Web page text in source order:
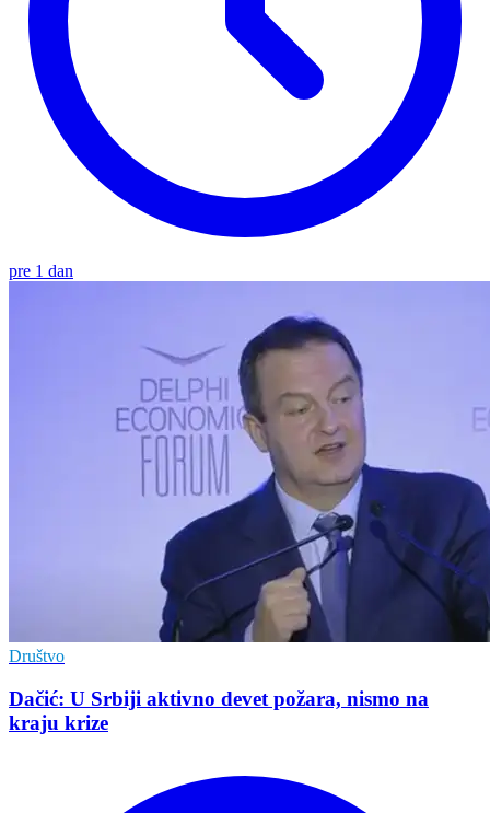
pre 1 dan
Društvo
Dačić: U Srbiji aktivno devet požara, nismo na
kraju krize